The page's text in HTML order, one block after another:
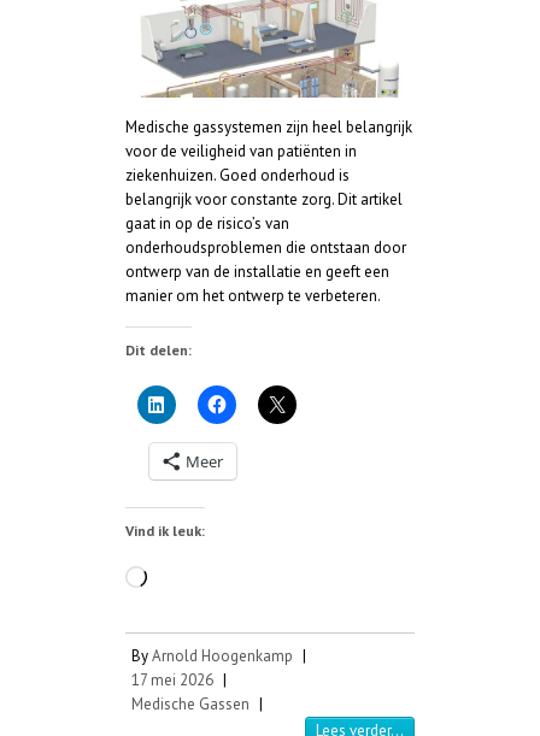
Medische gassystemen zijn heel belangrijk
voor de veiligheid van patiënten in
ziekenhuizen. Goed onderhoud is
belangrijk voor constante zorg. Dit artikel
gaat in op de risico’s van
onderhoudsproblemen die ontstaan door
ontwerp van de installatie en geeft een
manier om het ontwerp te verbeteren.
Dit delen:
Meer
Vind ik leuk:
Aan
ByArnold Hoogenkamp |
17 mei 2026 |
Medische Gassen |
Lees verder...